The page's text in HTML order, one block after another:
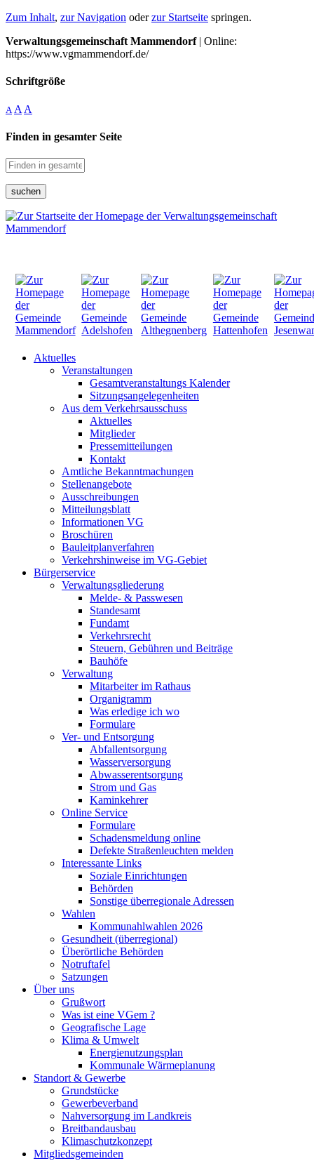
Zum Inhalt, zur Navigation oderzur Startseite springen.
Verwaltungsgemeinschaft Mammendorf| Online:
https://www.vgmammendorf.de/
Schriftgröße
A A A
Finden in gesamter Seite
suchen
Aktuelles
Veranstaltungen
Gesamtveranstaltungs Kalender
Sitzungsangelegenheiten
Aus dem Verkehrsausschuss
Aktuelles
Mitglieder
Pressemitteilungen
Kontakt
Amtliche Bekanntmachungen
Stellenangebote
Ausschreibungen
Mitteilungsblatt
Informationen VG
Broschüren
Bauleitplanverfahren
Verkehrshinweise im VG-Gebiet
Bürgerservice
Verwaltungsgliederung
Melde- & Passwesen
Standesamt
Fundamt
Verkehrsrecht
Steuern, Gebühren und Beiträge
Bauhöfe
Verwaltung
Mitarbeiter im Rathaus
Organigramm
Was erledige ich wo
Formulare
Ver- und Entsorgung
Abfallentsorgung
Wasserversorgung
Abwasserentsorgung
Strom und Gas
Kaminkehrer
Online Service
Formulare
Schadensmeldung online
Defekte Straßenleuchten melden
Interessante Links
Soziale Einrichtungen
Behörden
Sonstige überregionale Adressen
Wahlen
Kommunahlwahlen 2026
Gesundheit (überregional)
Überörtliche Behörden
Notruftafel
Satzungen
Über uns
Grußwort
Was ist eine VGem ?
Geografische Lage
Klima & Umwelt
Energienutzungsplan
Kommunale Wärmeplanung
Standort & Gewerbe
Grundstücke
Gewerbeverband
Nahversorgung im Landkreis
Breitbandausbau
Klimaschutzkonzept
Mitgliedsgemeinden